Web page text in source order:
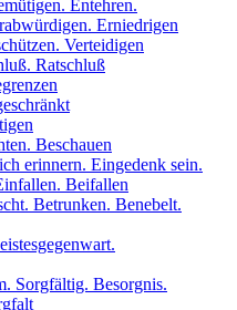
Entehren.
Erniedrigen
Verteidigen
Ratschluß
Beschauen
erinnern. Eingedenk sein.
Beifallen
Betrunken. Benebelt.
Sorgfältig. Besorgnis.